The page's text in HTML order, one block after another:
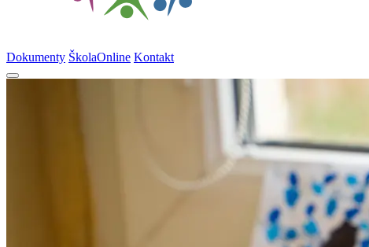
Dokumenty ŠkolaOnline Kontakt